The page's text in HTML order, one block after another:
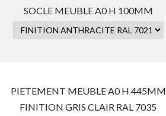
SOCLE MEUBLE A0 H 100MM
PIETEMENT MEUBLE A0 H 445MM
FINITION GRIS CLAIR RAL 7035